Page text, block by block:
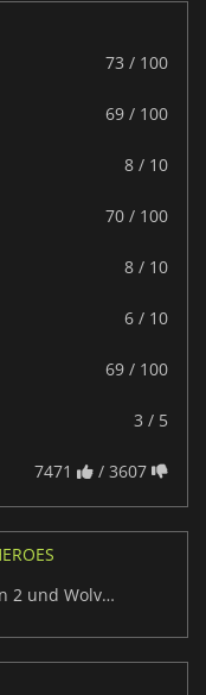
73 / 100
69 / 100
8 / 10
70 / 100
8 / 10
6 / 10
69 / 100
3 / 5
7471 / 3607
Insomniac Games enthüllt Spiderman 2 und Wolverine